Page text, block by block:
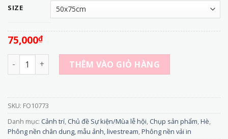
SIZE
75,000₫
FO10773 - Phông Nền Vải 3D Họa Tiết Trái Cây Nhiệt Đới –
THÊM VÀO GIỎ HÀNG
SKU: FO10773
Danh mục: Cảnh trí, Chủ đề Sự kiện/Mùa lễ hội, Chụp sản phẩm,Hè,
Phông nền chân dung, mẫu ảnh, livestream,Phông nền vải in